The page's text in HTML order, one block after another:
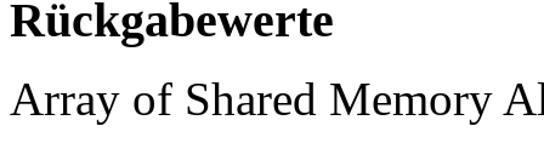
Rückgabewerte
Array of Shared Memory